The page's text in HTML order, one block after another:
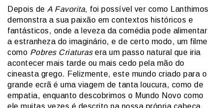
Depois de A Favorita, foi possível ver como Lanthimos
demonstra a sua paixão em contextos históricos e
fantásticos, onde a leveza da comédia pode alimentar
a estranheza do imaginário, e de certo modo, um filme
como Pobres Criaturasera um passo natural que iria
acontecer mais tarde ou mais cedo pela mão do
cineasta grego. Felizmente, este mundo criado para o
grande ecrã é uma viagem de tanta loucura, como de
empatia, enquanto descobrimos o Mundo Novo como
ele muitas vezes é descrito na nossa própria cabeça.